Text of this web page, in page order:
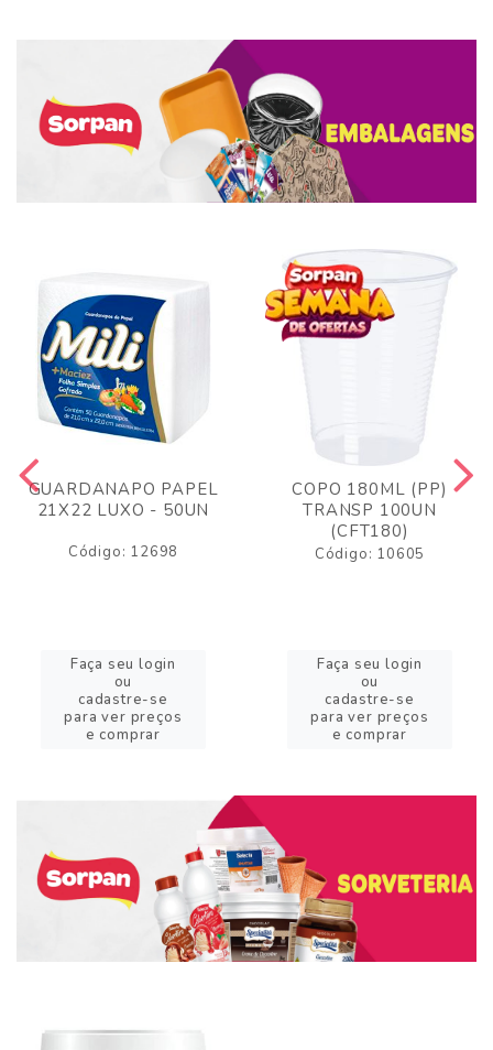
GUARDANAPO PAPEL
21X22 LUXO - 50UN
Código: 12698
Faça seu login
ou
cadastre-se
para ver preços
e comprar
COPO 180ML (PP)
TRANSP 100UN
(CFT180)
Código: 10605
Faça seu login
ou
cadastre-se
para ver preços
e comprar